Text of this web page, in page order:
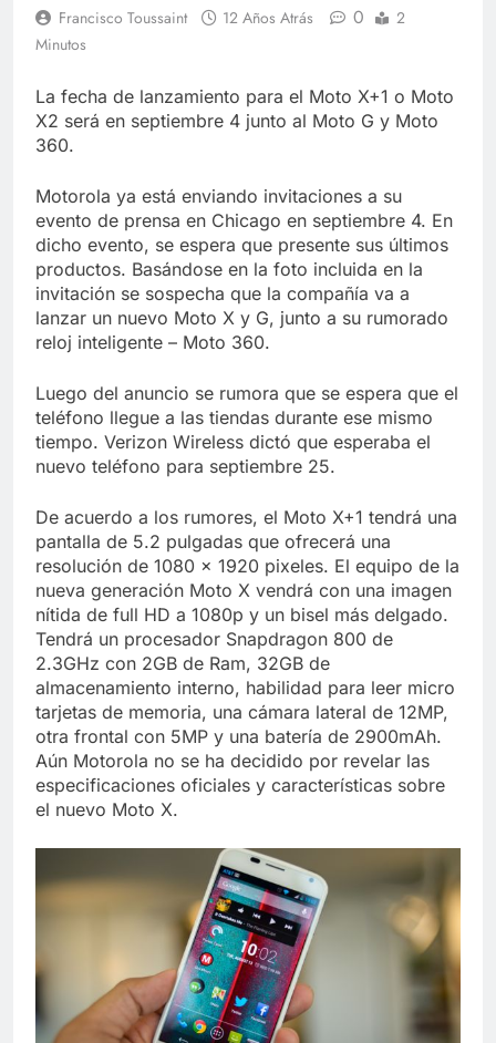
Colombia, Perú ,
Crema Precios –
México – Descuentos
Masivos en Mercado
7 Años Atrás
paranormales con
binoculares de visión
nocturna y reuniones de
secuestrados
7 Años Atrás
La Inteligencia Artificial
deepfake de Samsung
fabrica un clip de
movimiento desde una
sola foto
7 Años Atrás
Francisco Toussaint 12 Años Atrás 0
2
Minutos
La fecha de lanzamiento para el Moto X+1 o Moto
X2 será en septiembre 4 junto al Moto G y Moto
360.
Motorola ya está enviando invitaciones a su
evento de prensa en Chicago en septiembre 4. En
dicho evento, se espera que presente sus últimos
productos. Basándose en la foto incluida en la
invitación se sospecha que la compañía va a
lanzar un nuevo Moto X y G, junto a su rumorado
reloj inteligente – Moto 360.
Luego del anuncio se rumora que se espera que el
teléfono llegue a las tiendas durante ese mismo
tiempo. Verizon Wireless dictó que esperaba el
nuevo teléfono para septiembre 25.
De acuerdo a los rumores, el Moto X+1 tendrá una
pantalla de 5.2 pulgadas que ofrecerá una
resolución de 1080 x 1920 pixeles. El equipo de la
nueva generación Moto X vendrá con una imagen
nítida de full HD a 1080p y un bisel más delgado.
Tendrá un procesador Snapdragon 800 de
2.3GHz con 2GB de Ram, 32GB de
almacenamiento interno, habilidad para leer micro
tarjetas de memoria, una cámara lateral de 12MP,
otra frontal con 5MP y una batería de 2900mAh.
Aún Motorola no se ha decidido por revelar las
especificaciones oficiales y características sobre
el nuevo Moto X.